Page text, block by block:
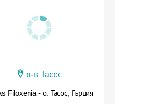
о-в Тасос
Filoxenia - о. Тасос, Гърция